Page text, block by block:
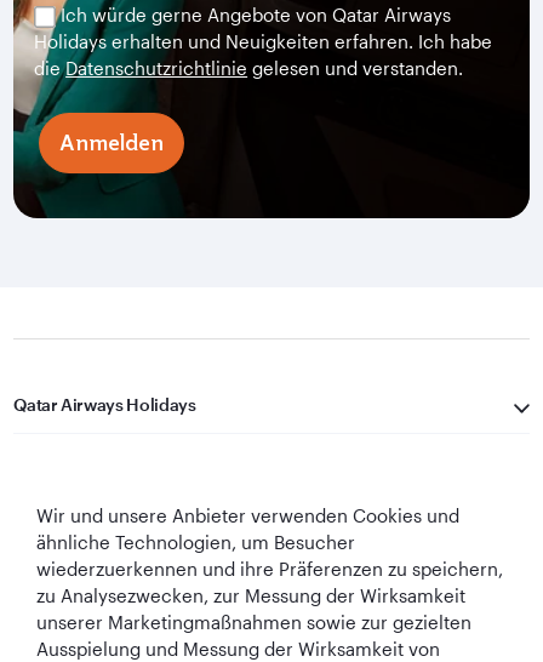
Ich würde gerne Angebote von Qatar Airways
Holidays erhalten und Neuigkeiten erfahren. Ich habe
dieDatenschutzrichtlinie gelesen und verstanden.
Anmelden
Qatar Airways Holidays
In Verbindung bleiben
Wir und unsere Anbieter verwenden Cookies und
ähnliche Technologien, um Besucher
wiederzuerkennen und ihre Präferenzen zu speichern,
zu Analysezwecken, zur Messung der Wirksamkeit
unserer Marketingmaßnahmen sowie zur gezielten
Ausspielung und Messung der Wirksamkeit von